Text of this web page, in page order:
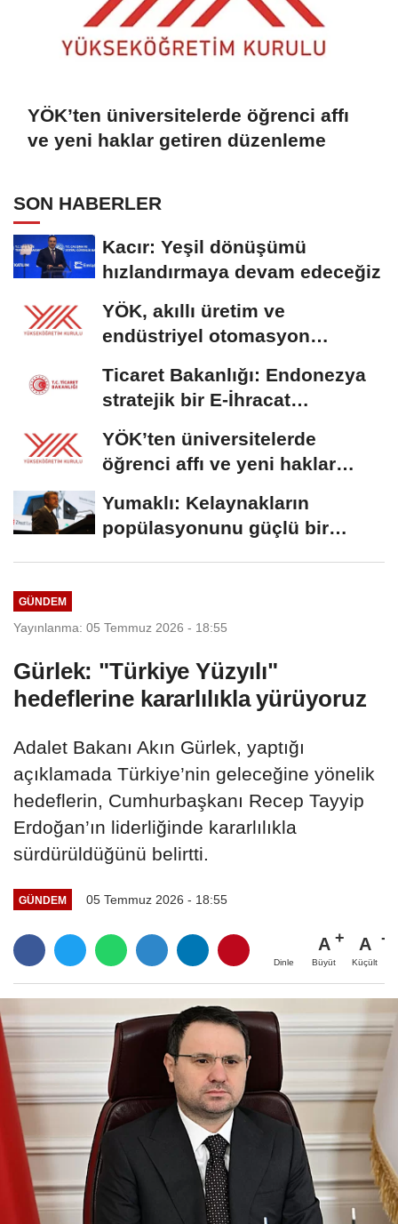
YÖK’ten üniversitelerde öğrenci affı
ve yeni haklar getiren düzenleme
SON HABERLER
Kacır: Yeşil dönüşümü
hızlandırmaya devam edeceğiz
YÖK, akıllı üretim ve
endüstriyel otomasyon
Ticaret Bakanlığı: Endonezya
stratejik bir E-İhracat
YÖK’ten üniversitelerde
öğrenci affı ve yeni haklar
Yumaklı: Kelaynakların
popülasyonunu güçlü bir
GÜNDEM
Yayınlanma: 05 Temmuz 2026 - 18:55
Gürlek: "Türkiye Yüzyılı"
hedeflerine kararlılıkla yürüyoruz
Adalet Bakanı Akın Gürlek, yaptığı
açıklamada Türkiye’nin geleceğine yönelik
hedeflerin, Cumhurbaşkanı Recep Tayyip
Erdoğan’ın liderliğinde kararlılıkla
sürdürüldüğünü belirtti.
GÜNDEM 05 Temmuz 2026 - 18:55
Dinle
A
Büyüt
A
Küçült